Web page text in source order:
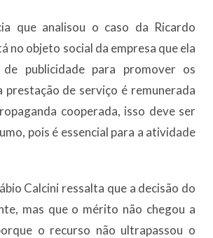
que analisou o caso da Ricardo
no objeto social da empresa que ela
publicidade para promover os
prestação de serviço é remunerada
cooperada, isso deve ser
pois é essencial para a atividade
Calcini ressalta que a decisão do
mas que o mérito não chegou a
o recurso não ultrapassou o